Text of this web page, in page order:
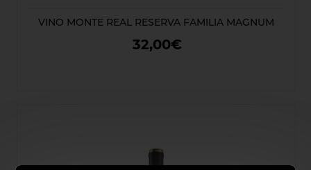
VINO MONTE REAL RESERVA FAMILIA MAGNUM
32,00€